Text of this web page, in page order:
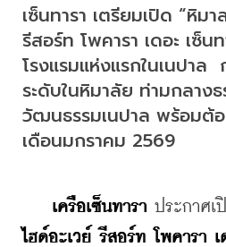
เซ็นทารา เตรียมเปิด “หิม
รีสอร์ท โพคารา เดอะ เซ็น
โรงแรมแห่งแรกในเนปาล
ระดับในหิมาลัย ท่ามกลาง
วัฒนธรรมเนปาล พร้อมต้
เดือนมกราคม 2569
เครือเซ็นทารา ประกาศเ
ไฮด์อะเวย์ รีสอร์ท โพคารา